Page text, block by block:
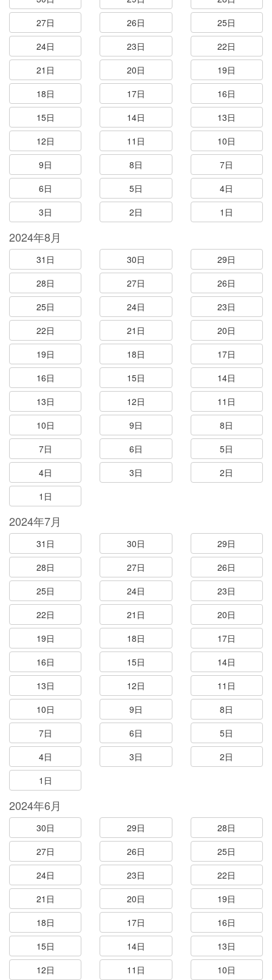
27日
26日
25日
24日
23日
22日
21日
20日
19日
18日
17日
16日
15日
14日
13日
12日
11日
10日
9日
8日
7日
6日
5日
4日
3日
2日 1日
2024年8月
31日 30日
29日
28日
27日
26日
25日
24日
23日
22日
21日
20日
19日
18日
17日
16日
15日
14日
13日
12日
11日
10日
9日
8日
7日
6日
5日
4日
3日
2日
1日
2024年7月
31日 30日
29日
28日
27日
26日
25日
24日
23日
22日
21日
20日
19日
18日
17日
16日
15日
14日
13日
12日
11日
10日
9日
8日
7日
6日
5日
4日
3日
2日
1日
2024年6月
30日 29日
28日
27日
26日
25日
24日
23日
22日
21日
20日
19日
18日
17日
16日
15日
14日
13日
12日
11日
10日